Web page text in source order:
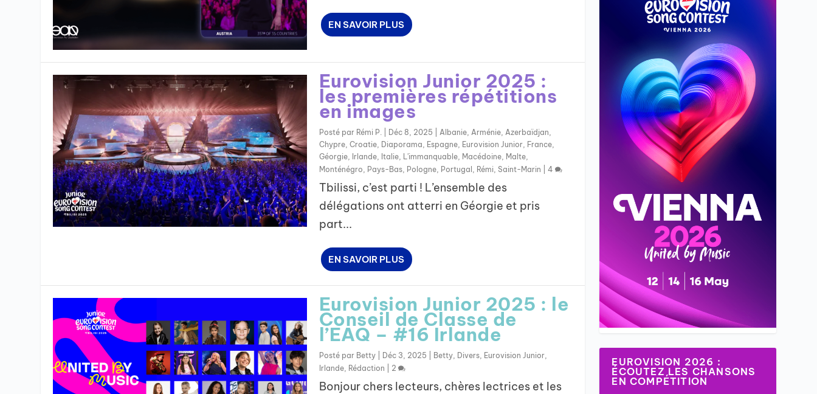
EN SAVOIR PLUS
Eurovision Junior 2025 :
les premières répétitions
en images
Posté par Rémi P. Déc 8, 2025 Albanie, Arménie, Azerbaïdjan
Chypre, Croatie, Diaporama Espagne, Eurovision Junior, France,
Géorgie, Irlande, Italie, L'immanquable, Macédoine, Malte,
Monténégro
Pays-Bas, Pologne, Portugal Rémi Saint-Marin 4
Tbilissi, c’est parti ! L’ensemble des
délégations ont atterri en Géorgie et pris
part...
EN SAVOIR PLUS
Eurovision Junior 2025 : le
Conseil de Classe de
l’EAQ – #16 Irlande
Posté par Betty| Déc 3, 2025 Betty, Divers, Eurovision Junior,
Irlande, Rédaction 2
Bonjour chers lecteurs, chères lectrices et les
EUROVISION 2026 :
ÉCOUTEZ LES CHANSONS
EN COMPÉTITION